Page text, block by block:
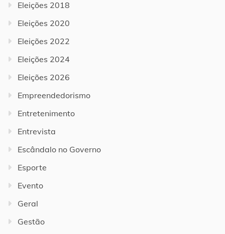
Eleições 2018
Eleições 2020
Eleições 2022
Eleições 2024
Eleições 2026
Empreendedorismo
Entretenimento
Entrevista
Escândalo no Governo
Esporte
Evento
Geral
Gestão